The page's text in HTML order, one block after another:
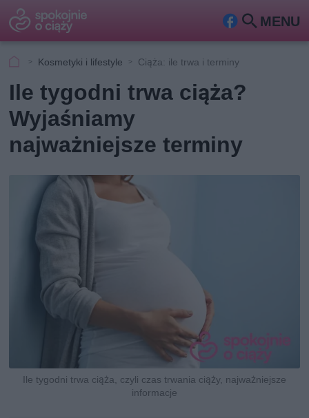
MENU
Fa
ook
Szu
Kosmetyki i lifestyle Ciąża: ile trwa i terminy
Ile tygodni trwa ciąża?
Wyjaśniamy
najważniejsze terminy
Ile tygodni trwa ciąża, czyli czas trwania ciąży, najważniejsze
informacje